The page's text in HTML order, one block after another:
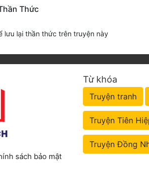
Thức
lưu lại thần thức trên truyện này
sách bảo mật
Từ khóa
Truyện tranh
Truyện Tiên
Truyện Đồng